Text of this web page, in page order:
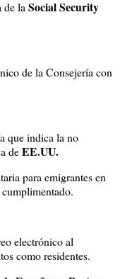
de laSocial Security
de la Consejería con
que indica la no
deEE.UU.
para emigrantes en
electrónico al
como residentes.